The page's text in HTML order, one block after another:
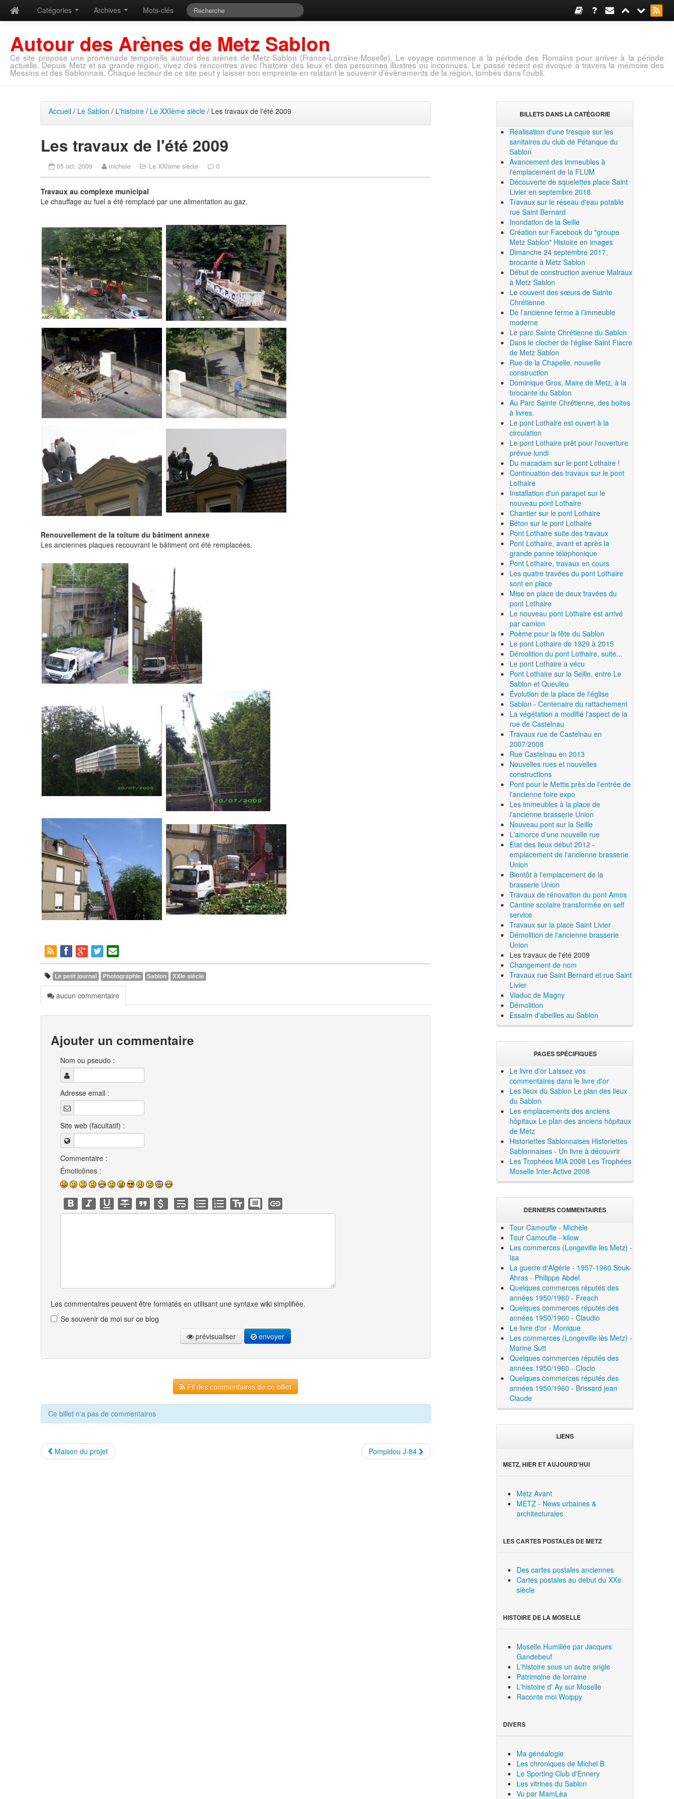
Catégories Archives Mots-clés
Autour des Arènes de Metz Sablon
Ce site propose une promenade temporelle autour des arènes de Metz-Sablon (France-Lorraine-Moselle). Le voyage commence a la période des Romains pour arriver à la période
actuelle. Depuis Metz et sa grande région, vivez des rencontres avec l’histoire des lieux et des personnes illustres ou inconnues. Le passé récent est évoqué à travers la mémoire des
Messins et des Sablonnais. Chaque lecteur de ce site peut y laisser son empreinte en relatant le souvenir d’évènements de la région, tombés dans l’oubli.
Accueil/ Le Sablon / L'histoire/ Le XXIème siècle/ Les travaux de l'été 2009
Les travaux de l'été 2009
05 oct. 2009 michele Le XXIème siècle 0
Travaux au complexe municipal
Le chauffage au fuel a été remplacé par une alimentation au gaz.
Renouvellement de la toiture du bâtiment annexe
Les anciennes plaques recouvrant le bâtiment ont été remplacées.
Le petit journal Photographie Sablon XXIe siècle
aucun commentaire
Ajouter un commentaire
Nom ou pseudo :
Adresse email :
Site web (facultatif) :
Commentaire :
Émoticônes :
Les commentaires peuvent être formatés en utilisant une syntaxe wiki simplifiée.
Se souvenir de moi sur ce blog
prévisualiser
envoyer
Fil des commentaires de ce billet
Ce billet n'a pas de commentaires
Maison du projet Pompidou J-84
BILLETS DANS LA CATÉGORIE
Réalisation d'une fresque sur les
sanitaires du club de Pétanque du
Sablon
Avancement des immeubles à
l'emplacement de la FLUM
Découverte de squelettes place Saint
Livier en septembre 2018
Travaux sur le réseau d'eau potable
rue Saint Bernard
Inondation de la Seille
Création sur Facebook du "groupe
Metz Sablon" Histoire en images
Dimanche 24 septembre 2017,
brocante à Metz Sablon
Début de construction avenue Malraux
à Metz Sablon
Le couvent des sœurs de Sainte
Chrétienne
De l’ancienne ferme à l’immeuble
moderne
Le parc Sainte Chrétienne du Sablon
Dans le clocher de l'église Saint Fiacre
de Metz Sablon
Rue de la Chapelle, nouvelle
construction
Dominique Gros, Maire de Metz, à la
brocante du Sablon
Au Parc Sainte Chrétienne, des boites
à livres.
Le pont Lothaire est ouvert à la
circulation
Le pont Lothaire prêt pour l'ouverture
prévue lundi
Du macadam sur le pont Lothaire !
Continuation des travaux sur le pont
Lothaire
Installation d'un parapet sur le
nouveau pont Lothaire
Chantier sur le pont Lothaire
Béton sur le pont Lothaire
Pont Lothaire suite des travaux
Pont Lothaire, avant et après la
grande panne téléphonique
Pont Lothaire, travaux en cours
Les quatre travées du pont Lothaire
sont en place
Mise en place de deux travées du
pont Lothaire
Le nouveau pont Lothaire est arrivé
par camion
Poème pour la fête du Sablon
Le pont Lothaire de 1929 à 2015
Démolition du pont Lothaire, suite...
Le pont Lothaire a vécu
Pont Lothaire sur la Seille, entre Le
Sablon et Queuleu
Évolution de la place de l'église
Sablon - Centenaire du rattachement
La végétation a modifié l'aspect de la
rue de Castelnau
Travaux rue de Castelnau en
2007/2008
Rue Castelnau en 2013
Nouvelles rues et nouvelles
constructions
Pont pour le Mettis près de l'entrée de
l'ancienne foire expo
Les immeubles à la place de
l'ancienne brasserie Union
Nouveau pont sur la Seille
L'amorce d'une nouvelle rue
Etat des lieux début 2012 -
emplacement de l'ancienne brasserie
Union
Bientôt à l'emplacement de la
brasserie Union
Travaux de rénovation du pont Amos
Cantine scolaire transformée en self
service
Travaux sur la place Saint Livier
Démolition de l'ancienne brasserie
Union
Les travaux de l'été 2009
Changement de nom
Travaux rue Saint Bernard et rue Saint
Livier
Viaduc de Magny
Démolition
Essaim d'abeilles au Sablon
PAGES SPÉCIFIQUES
Le livre d'or Laissez vos
commentaires dans le livre d'or
Les lieux du Sablon Le plan des lieux
du Sablon
Les emplacements des anciens
hôpitaux Le plan des anciens hôpitaux
de Metz
Historiettes Sablonnaises Historiettes
Sablonnaises - Un livre à découvrir
Les Trophées MIA 2008 Les Trophées
Moselle Inter-Active 2008
DERNIERS COMMENTAIRES
Tour Camoufle - Michèle
Tour Camoufle - kilow
Les commerces (Longeville lès Metz) -
Isa
La guerre d'Algérie - 1957-1960 Souk-
Ahras - Philippe Abdel
Quelques commerces réputés des
années 1950/1960 - Freach
Quelques commerces réputés des
années 1950/1960 - Claudio
Le livre d'or - Monique
Les commerces (Longeville lès Metz) -
Marine Sutt
Quelques commerces réputés des
années 1950/1960 - Cloclo
Quelques commerces réputés des
années 1950/1960 - Brissard jean
Claude
LIENS
METZ, HIER ET AUJOURD'HUI
Metz Avant
METZ - News urbaines &
architecturales
LES CARTES POSTALES DE METZ
Des cartes postales anciennes
Cartes postales au debut du XXe
siècle
HISTOIRE DE LA MOSELLE
Moselle Humiliée par Jacques
Gandebeuf
L'histoire sous un autre angle
Patrimoine de lorraine
L'histoire d' Ay sur Moselle
Raconte moi Woippy
DIVERS
Ma généalogie
Les chroniques de Michel B
Le Sporting Club d'Ennery
Les vitrines du Sablon
Vu par MamLèa